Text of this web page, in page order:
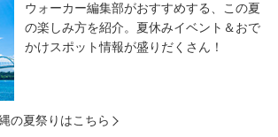
ウォーカー編集部がおすすめする、この夏
の楽しみ方を紹介。夏休みイベント＆おで
かけスポット情報が盛りだくさん！
の夏祭りはこちら